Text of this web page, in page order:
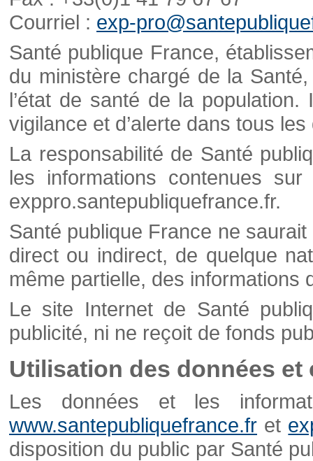
Courriel : exp-
Santé publique France,
du ministère chargé de la
l’état de santé de la
vigilance et d’alerte dans tous
La responsabilité de Santé
les informations contenues
exppro.santepubliquefrance.fr.
Santé publique France ne
direct ou indirect, de quelque
même partielle, des informations
Le site Internet de Santé
publicité, ni ne reçoit de fonds
Utilisation des données et
Les données et les
www.santepubliquefrance.fr et
disposition du public par Santé